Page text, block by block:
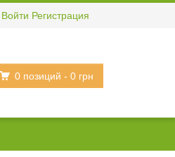
Войти Регистрация
0 позиций - 0 грн